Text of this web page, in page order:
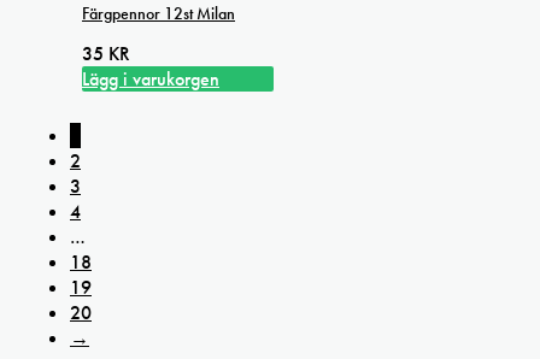
Färgpennor 12st Milan
35 KR
Lägg i varukorgen
2
3
4
…
18
19
20
→